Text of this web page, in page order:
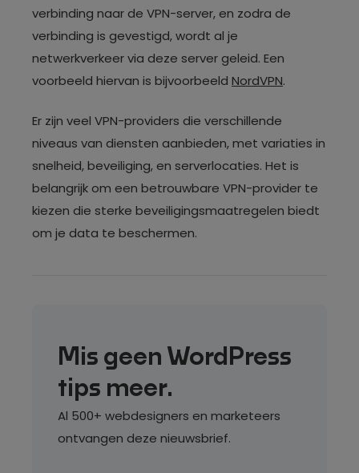
verbinding naar de VPN-server, en zodra de
verbinding is gevestigd, wordt al je
netwerkverkeer via deze server geleid. Een
voorbeeld hiervan is bijvoorbeeld NordVPN.
Er zijn veel VPN-providers die verschillende
niveaus van diensten aanbieden, met variaties in
snelheid, beveiliging, en serverlocaties. Het is
belangrijk om een betrouwbare VPN-provider te
kiezen die sterke beveiligingsmaatregelen biedt
om je data te beschermen.
Mis geen WordPress
tips meer.
Al 500+ webdesigners en marketeers
ontvangen deze nieuwsbrief.